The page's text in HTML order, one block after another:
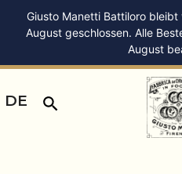
Giusto Manetti Battiloro
August geschlossen. Alle
August
DE